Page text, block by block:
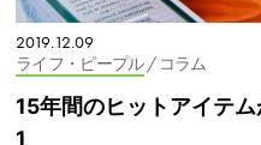
2019.12.09
ライフ・ピープル/ コラム
15年間のヒットアイテ
1